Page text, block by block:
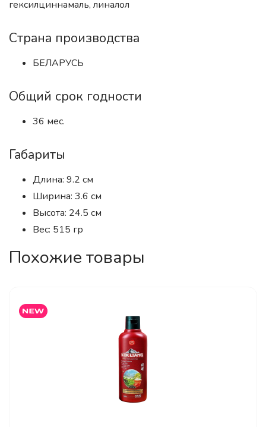
гексилциннамаль, линалол
Страна производства
БЕЛАРУСЬ
Общий срок годности
36 мес.
Габариты
Длина: 9.2 см
Ширина: 3.6 см
Высота: 24.5 см
Вес: 515 гр
Похожие товары